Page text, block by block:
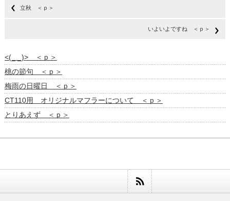
立秋 ＜ｐ＞
いよいよですね ＜ｐ＞
<(_ _)> ＜ｐ＞
桃の節句 ＜ｐ＞
梅雨の日曜日 ＜ｐ＞
CT110用 オリジナルマフラーについて ＜ｐ＞
とりあえず ＜ｐ＞